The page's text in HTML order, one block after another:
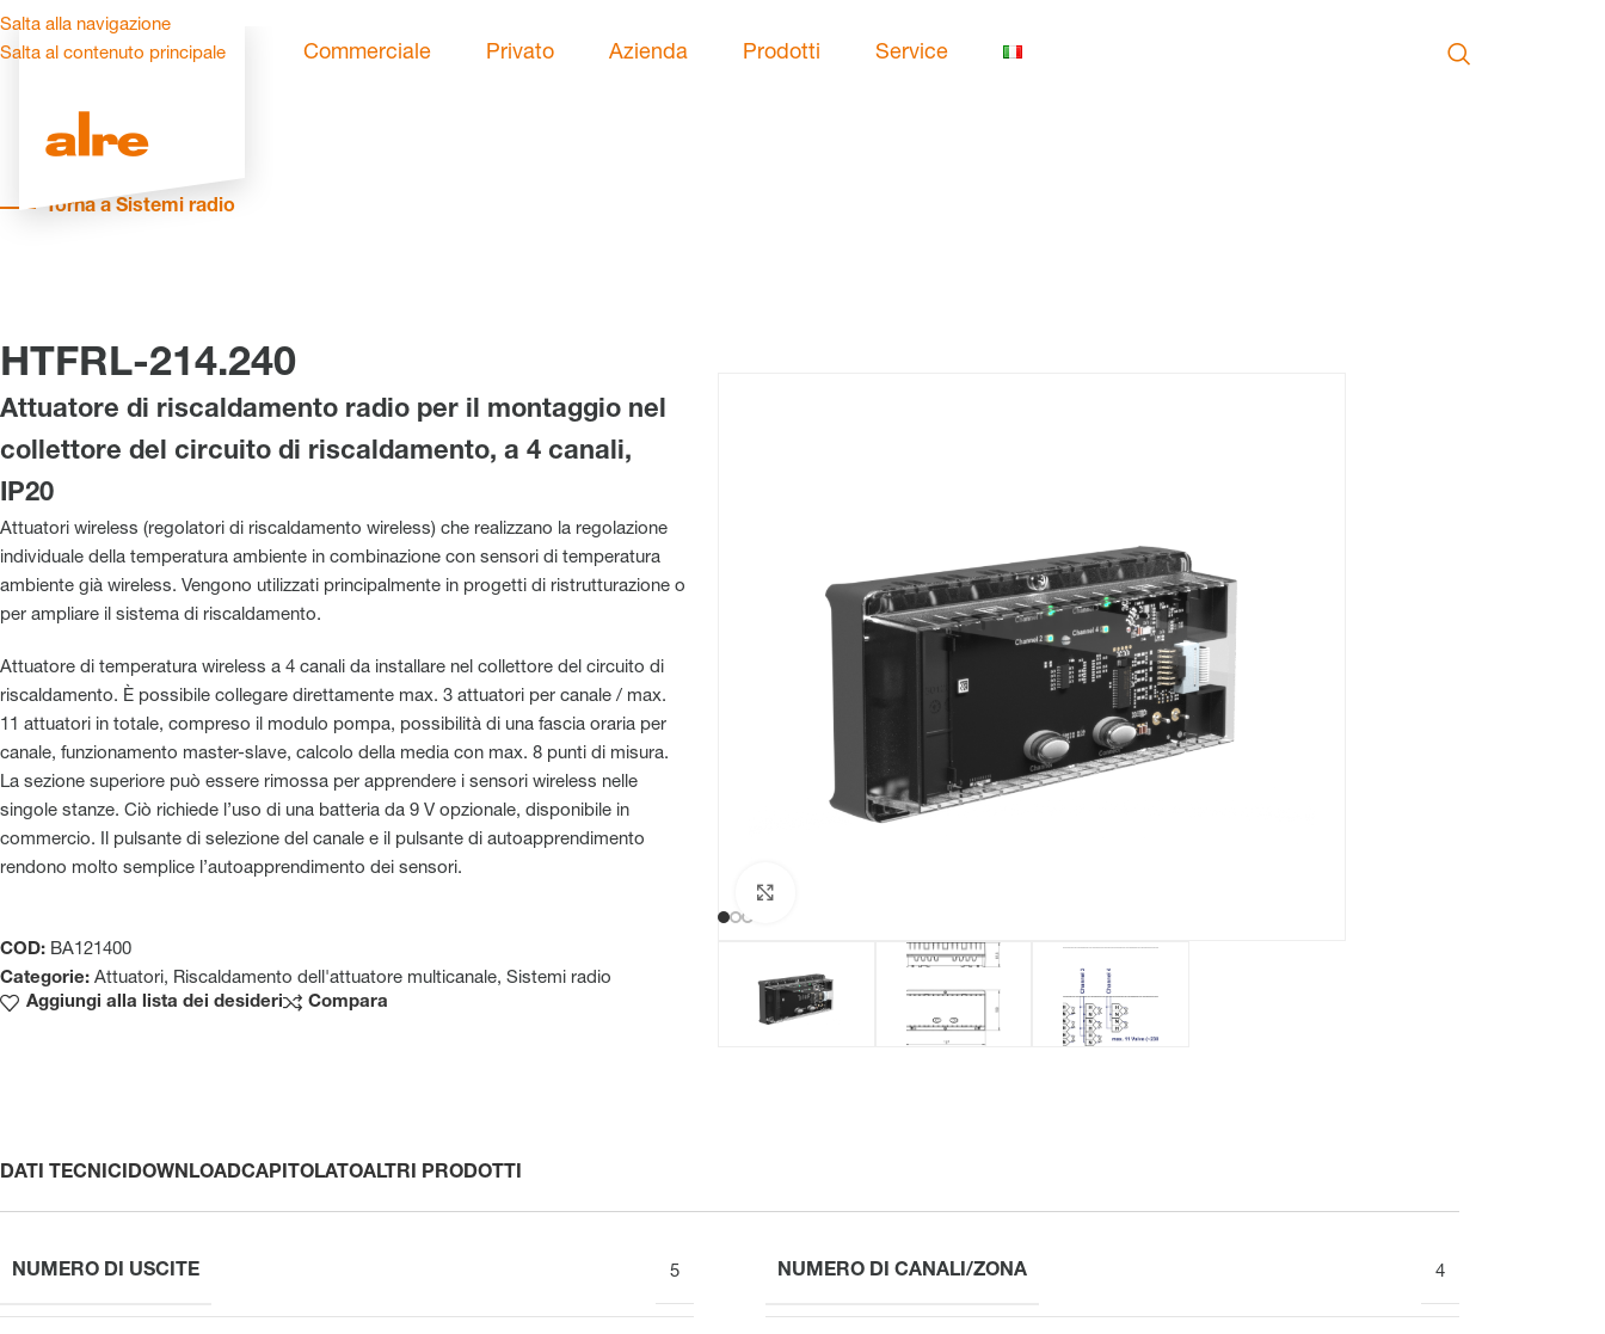
Salta alla navigazione
Salta al contenuto principale
Commerciale Privato Azienda Prodotti
Montaggio ad incasso
Montaggio a vista
Service
Torna a Sistemi radio
HTFRL-214.240
Attuatore di riscaldamento radio per il montaggio nel
collettore del circuito di riscaldamento, a 4 canali,
IP20
Attuatori wireless (regolatori di riscaldamento wireless) che realizzano la regolazione
individuale della temperatura ambiente in combinazione con sensori di temperatura
ambiente già wireless. Vengono utilizzati principalmente in progetti di ristrutturazione o
per ampliare il sistema di riscaldamento.
Attuatore di temperatura wireless a 4 canali da installare nel collettore del circuito di
riscaldamento. È possibile collegare direttamente max. 3 attuatori per canale / max.
11 attuatori in totale, compreso il modulo pompa, possibilità di una fascia oraria per
canale, funzionamento master-slave, calcolo della media con max. 8 punti di misura.
La sezione superiore può essere rimossa per apprendere i sensori wireless nelle
singole stanze. Ciò richiede l’uso di una batteria da 9 V opzionale, disponibile in
commercio. Il pulsante di selezione del canale e il pulsante di autoapprendimento
rendono molto semplice l’autoapprendimento dei sensori.
COD: BA121400
Categorie: Attuatori, Riscaldamento dell'attuatore multicanale, Sistemi radio
Aggiungi alla lista dei desideri
Compara
DATI TECNICIDOWNLOADCAPITOLATOALTRI PRODOTTI
NUMERO DI USCITE 5 NUMERO DI CANALI/ZONA 4